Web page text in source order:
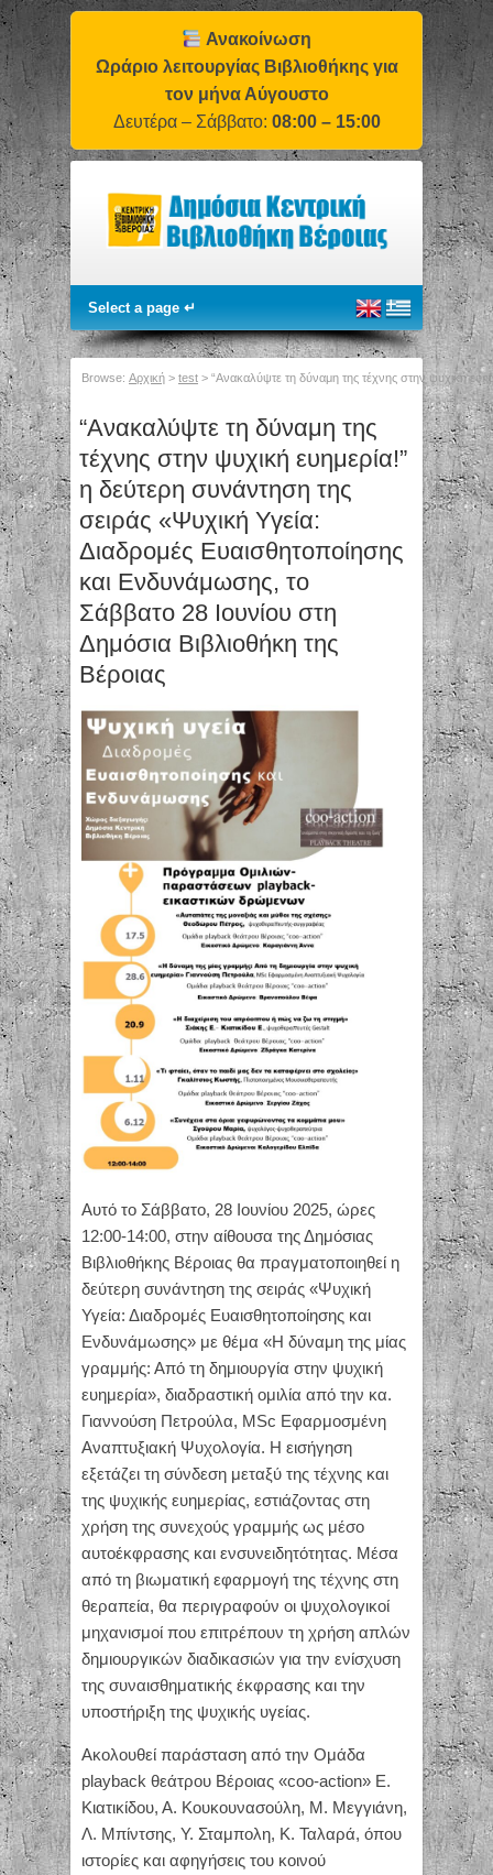
Ανακοίνωση
Ωράριο λειτουργίας Βιβλιοθήκης για
τον μήνα Αύγουστο
Δευτέρα – Σάββατο: 08:00 – 15:00
Browse: Αρχική > test > “Ανακαλύψτε τη δύναμη της τέχνης στην ψυχική
“Ανακαλύψτε τη δύναμη της
τέχνης στην ψυχική ευημερία!”
η δεύτερη συνάντηση της
σειράς «Ψυχική Υγεία:
Διαδρομές Ευαισθητοποίησης
και Ενδυνάμωσης, το
Σάββατο 28 Ιουνίου στη
Δημόσια Βιβλιοθήκη της
Βέροιας
Αυτό το Σάββατο, 28 Ιουνίου 2025, ώρες
12:00-14:00, στην αίθουσα της Δημόσιας
Βιβλιοθήκης Βέροιας θα πραγματοποιηθεί η
δεύτερη συνάντηση της σειράς «Ψυχική
Υγεία: Διαδρομές Ευαισθητοποίησης και
Ενδυνάμωσης» με θέμα «Η δύναμη της μίας
γραμμής: Από τη δημιουργία στην ψυχική
ευημερία», διαδραστική ομιλία από την κα.
Γιαννούση Πετρούλα, MSc Εφαρμοσμένη
Αναπτυξιακή Ψυχολογία. Η εισήγηση
εξετάζει τη σύνδεση μεταξύ της τέχνης και
της ψυχικής ευημερίας, εστιάζοντας στη
χρήση της συνεχούς γραμμής ως μέσο
αυτοέκφρασης και ενσυνειδητότητας. Μέσα
από τη βιωματική εφαρμογή της τέχνης στη
θεραπεία, θα περιγραφούν οι ψυχολογικοί
μηχανισμοί που επιτρέπουν τη χρήση απλών
δημιουργικών διαδικασιών για την ενίσχυση
της συναισθηματικής έκφρασης και την
υποστήριξη της ψυχικής υγείας.
Ακολουθεί παράσταση από την Ομάδα
playback θεάτρου Βέροιας «coo-action» Ε.
Κιατικίδου, Α. Κουκουνασούλη, Μ. Μεγγιάνη,
Λ. Μπίντσης, Υ. Σταμπολη, Κ. Ταλαρά, όπου
ιστορίες και αφηγήσεις του κοινού